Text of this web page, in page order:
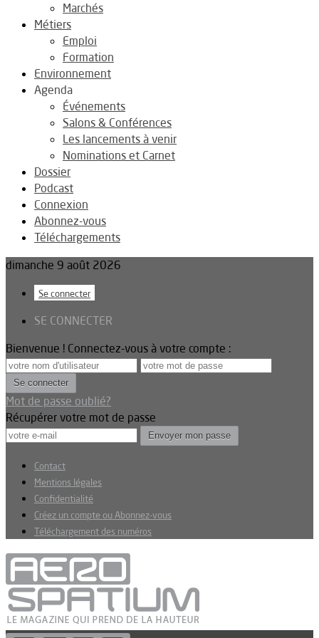
Marchés
Métiers
Emploi
Formation
Environnement
Agenda
Événements
Salons & Conférences
Les lancements à venir
Nominations et Carnet
Dossier
Podcast
Connexion
Abonnez-vous
Téléchargements
dimanche 9 août 2026
Se connecter
SE CONNECTER
Bienvenue ! Connectez-vous à votre compte :
Mot de passe oublié?
Récupérer votre mot de passe
Contact
Mentions légales
Confidentialité
Créez un compte ou Abonnez-vous
Téléchargement des numéros